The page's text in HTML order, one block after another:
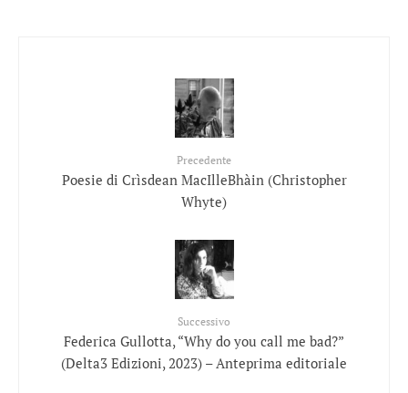
Precedente
Poesie di Crìsdean MacIlleBhàin (Christopher
Whyte)
Successivo
Federica Gullotta, “Why do you call me bad?”
(Delta3 Edizioni, 2023) – Anteprima editoriale